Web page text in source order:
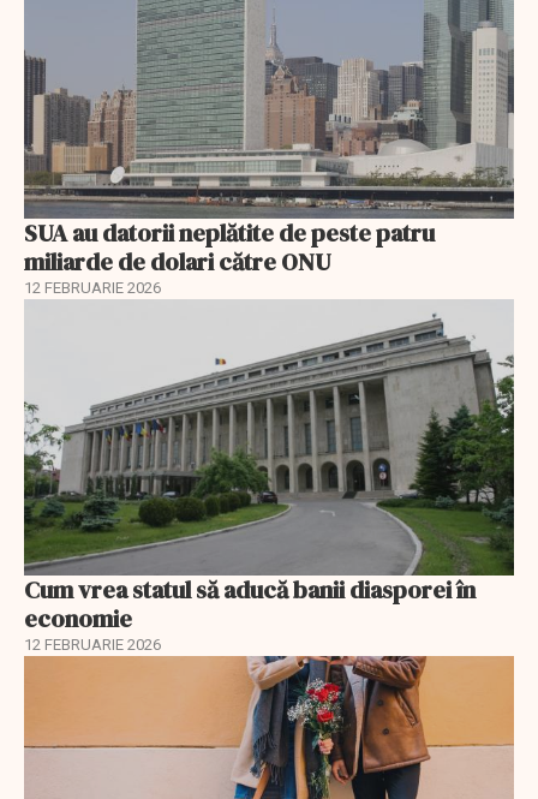
SUA au datorii neplătite de peste patru
miliarde de dolari către ONU
12 FEBRUARIE 2026
Cum vrea statul să aducă banii diasporei în
economie
12 FEBRUARIE 2026